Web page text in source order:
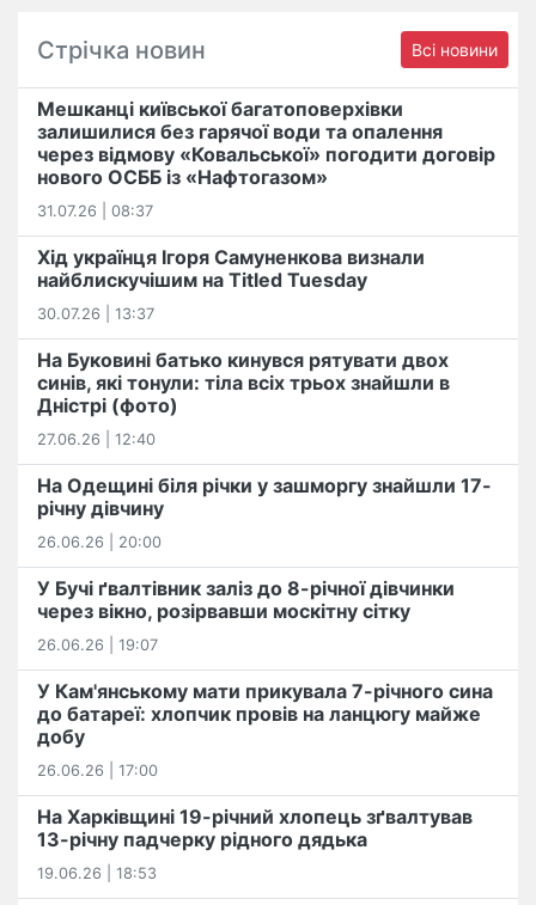
Стрічка новин Всі новини
Мешканці київської багатоповерхівки
залишилися без гарячої води та опалення
через відмову «Ковальської» погодити договір
нового ОСББ із «Нафтогазом»
31.07.26 | 08:37
Хід українця Ігоря Самуненкова визнали
найблискучішим на Titled Tuesday
30.07.26 | 13:37
На Буковині батько кинувся рятувати двох
синів, які тонули: тіла всіх трьох знайшли в
Дністрі (фото)
27.06.26 | 12:40
На Одещині біля річки у зашморгу знайшли 17-
річну дівчину
26.06.26 | 20:00
У Бучі ґвалтівник заліз до 8-річної дівчинки
через вікно, розірвавши москітну сітку
26.06.26 | 19:07
У Кам'янському мати прикувала 7-річного сина
до батареї: хлопчик провів на ланцюгу майже
добу
26.06.26 | 17:00
На Харківщині 19-річний хлопець​ ️зґвалтував
13-річну падчерку рідного дядька
19.06.26 | 18:53